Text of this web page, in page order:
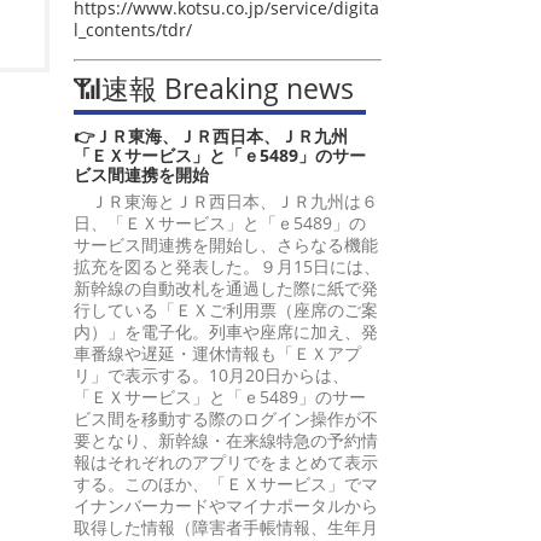
https://www.kotsu.co.jp/service/digita
l_contents/tdr/
📶速報 Breaking news
👉ＪＲ東海、ＪＲ西日本、ＪＲ九州
「ＥＸサービス」と「ｅ5489」のサー
ビス間連携を開始
ＪＲ東海とＪＲ西日本、ＪＲ九州は６
日、「ＥＸサービス」と「ｅ5489」の
サービス間連携を開始し、さらなる機能
拡充を図ると発表した。９月15日には、
新幹線の自動改札を通過した際に紙で発
行している「ＥＸご利用票（座席のご案
内）」を電子化。列車や座席に加え、発
車番線や遅延・運休情報も「ＥＸアプ
リ」で表示する。10月20日からは、
「ＥＸサービス」と「ｅ5489」のサー
ビス間を移動する際のログイン操作が不
要となり、新幹線・在来線特急の予約情
報はそれぞれのアプリでをまとめて表示
する。このほか、「ＥＸサービス」でマ
イナンバーカードやマイナポータルから
取得した情報（障害者手帳情報、生年月